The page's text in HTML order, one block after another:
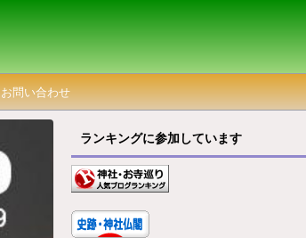
お問い合わせ
ランキングに参加しています